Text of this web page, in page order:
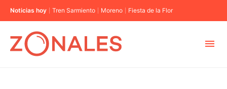
Noticias hoy Tren Sarmiento Moreno Fiesta de la Flor